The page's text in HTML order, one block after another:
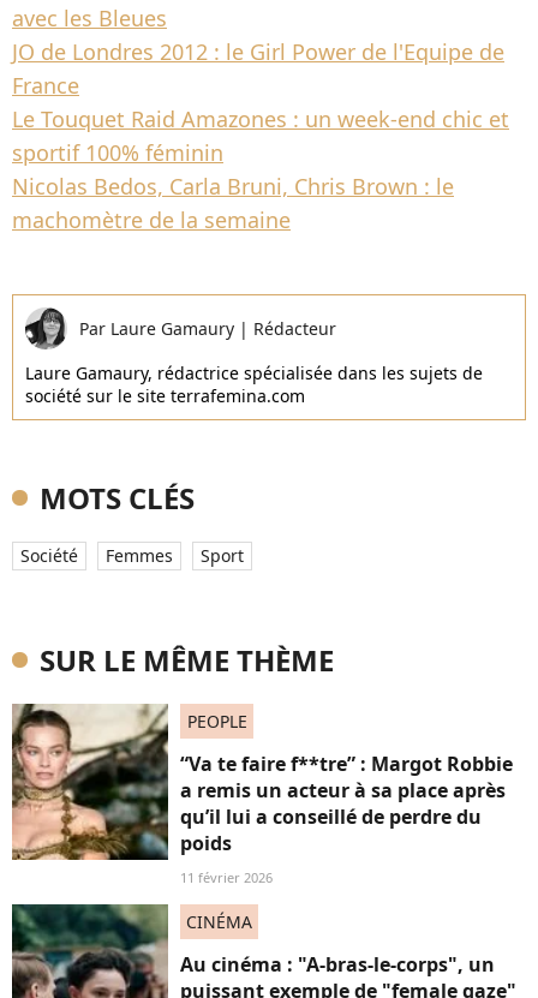
avec les Bleues
JO de Londres 2012 : le Girl Power de l'Equipe de
France
Le Touquet Raid Amazones : un week-end chic et
sportif 100% féminin
Nicolas Bedos, Carla Bruni, Chris Brown : le
machomètre de la semaine
Par Laure Gamaury | Rédacteur
Laure Gamaury, rédactrice spécialisée dans les sujets de
société sur le site terrafemina.com
MOTS CLÉS
Société Femmes Sport
SUR LE MÊME THÈME
PEOPLE
“Va te faire f**tre” : Margot Robbie
a remis un acteur à sa place après
qu’il lui a conseillé de perdre du
poids
11 février 2026
CINÉMA
Au cinéma : "A-bras-le-corps", un
puissant exemple de "female gaze"